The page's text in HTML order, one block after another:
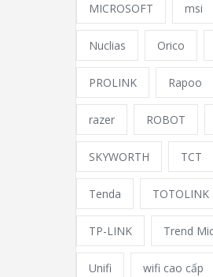
MICROSOFT msi
Nuclias Orico
PROLINK Rapoo
razer ROBOT
SKYWORTH TCT
Tenda TOTOLINK
TP-LINK Trend
Unifi wifi cao cấp